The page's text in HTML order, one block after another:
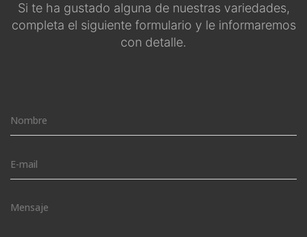
Si te ha gustado alguna de nuestras variedades,
completa el siguiente formulario y le informaremos
con detalle.